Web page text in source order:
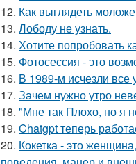
12. Как выглядеть
13. Лободу не узнать.
14. Хотите попробовать
15. Фотосессия - это
16. В 1989-м исчезли все
17. Зачем нужно утро
18. "Мне так Плохо, но я
19. Chatgpt теперь
20. Кокетка - это